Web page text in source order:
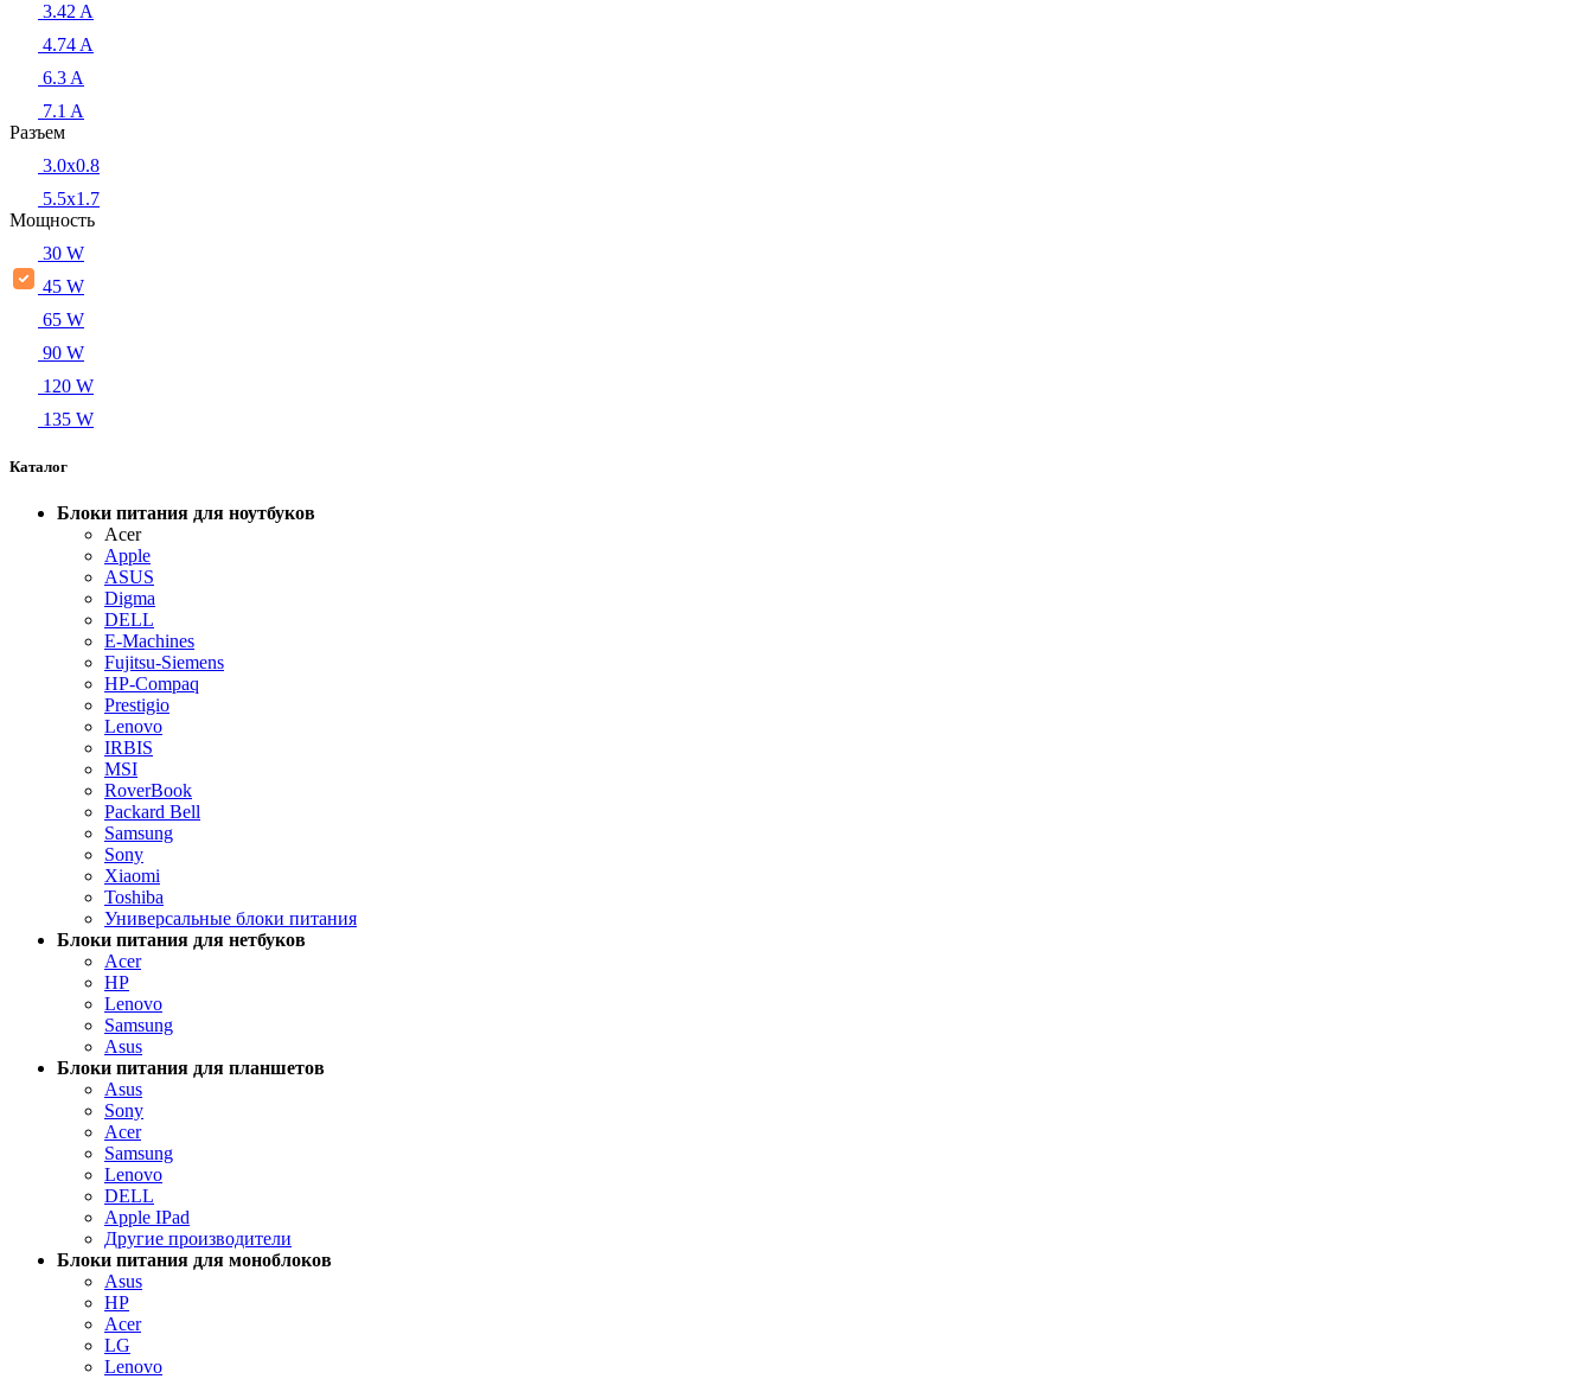
3.42 A
4.74 A
6.3 A
7.1 A
Разъем
3.0x0.8
5.5х1.7
Мощность
30 W
45 W
65 W
90 W
120 W
135 W
Каталог
Блоки питания для ноутбуков
Acer
Apple
ASUS
Digma
DELL
E-Machines
Fujitsu-Siemens
HP-Compaq
Prestigio
Lenovo
IRBIS
MSI
RoverBook
Packard Bell
Samsung
Sony
Xiaomi
Toshiba
Универсальные блоки питания
Блоки питания для нетбуков
Acer
HP
Lenovo
Samsung
Asus
Блоки питания для планшетов
Asus
Sony
Acer
Samsung
Lenovo
DELL
Apple IPad
Другие производители
Блоки питания для моноблоков
Asus
HP
Acer
LG
Lenovo